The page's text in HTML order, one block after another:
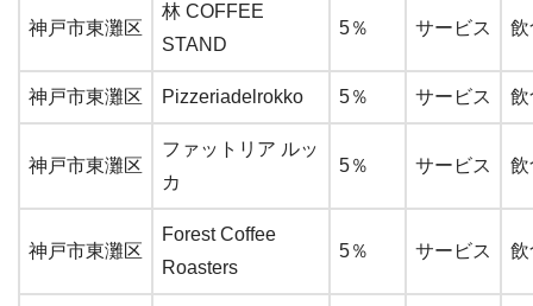
神戸市東灘区
林 COFFEE
STAND
5％ サービス 飲
神戸市東灘区 Pizzeriadelrokko 5％ サービス 飲
神戸市東灘区
ファットリア ルッ
カ
5％ サービス 飲
神戸市東灘区
Forest Coffee
Roasters
5％ サービス 飲